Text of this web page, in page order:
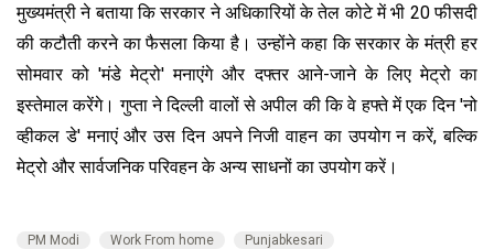
मुख्यमंत्री ने बताया कि सरकार ने अधिकारियों के तेल कोटे में भी 20 फीसदी
की कटौती करने का फैसला किया है। उन्होंने कहा कि सरकार के मंत्री हर
सोमवार को 'मंडे मेट्रो' मनाएंगे और दफ्तर आने-जाने के लिए मेट्रो का
इस्तेमाल करेंगे। गुप्ता ने दिल्ली वालों से अपील की कि वे हफ्ते में एक दिन 'नो
व्हीकल डे' मनाएं और उस दिन अपने निजी वाहन का उपयोग न करें, बल्कि
मेट्रो और सार्वजनिक परिवहन के अन्य साधनों का उपयोग करें।
PM Modi Work From home Punjabkesari